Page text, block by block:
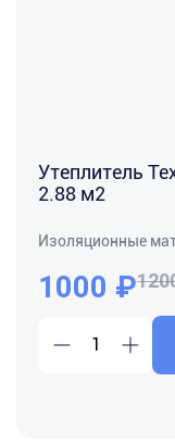
Утеплитель
2.88 м2
Изоляционные
1000 ₽